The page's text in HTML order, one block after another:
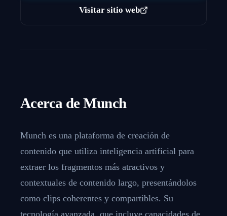
Visitar sitio web
Acerca de Munch
Munch es una plataforma de creación de
contenido que utiliza inteligencia artificial para
extraer los fragmentos más atractivos y
contextuales de contenido largo, presentándolos
como clips coherentes y compartibles. Su
tecnología avanzada, que incluye capacidades de